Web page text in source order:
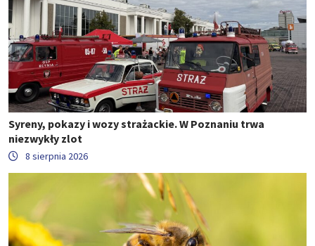
Syreny, pokazy i wozy strażackie. W Poznaniu trwa
niezwykły zlot
8 sierpnia 2026